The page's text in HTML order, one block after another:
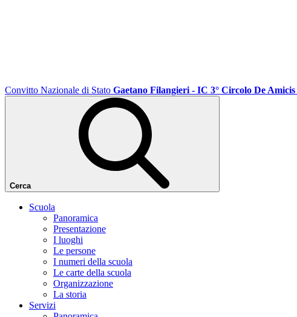
Convitto Nazionale di Stato Gaetano Filangieri - IC 3° Circolo De Amicis
Cerca
Scuola
Panoramica
Presentazione
I luoghi
Le persone
I numeri della scuola
Le carte della scuola
Organizzazione
La storia
Servizi